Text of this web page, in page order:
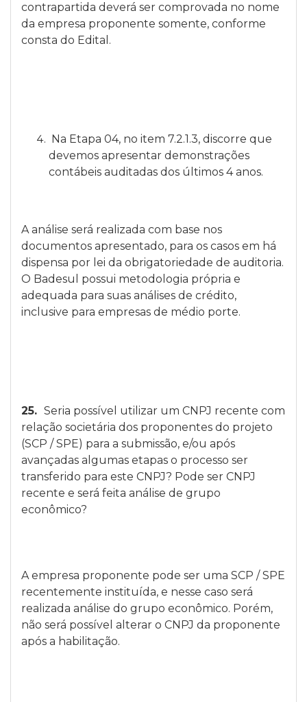
contrapartida deverá ser comprovada no nome
da empresa proponente somente, conforme
consta do Edital.
Na Etapa 04, no item 7.2.1.3, discorre que
devemos apresentar demonstrações
contábeis auditadas dos últimos 4 anos.
A análise será realizada com base nos
documentos apresentado, para os casos em há
dispensa por lei da obrigatoriedade de auditoria.
O Badesul possui metodologia própria e
adequada para suas análises de crédito,
inclusive para empresas de médio porte.
25. Seria possível utilizar um CNPJ recente com
relação societária dos proponentes do projeto
(SCP / SPE) para a submissão, e/ou após
avançadas algumas etapas o processo ser
transferido para este CNPJ? Pode ser CNPJ
recente e será feita análise de grupo
econômico?
A empresa proponente pode ser uma SCP / SPE
recentemente instituída, e nesse caso será
realizada análise do grupo econômico. Porém,
não será possível alterar o CNPJ da proponente
após a habilitação.